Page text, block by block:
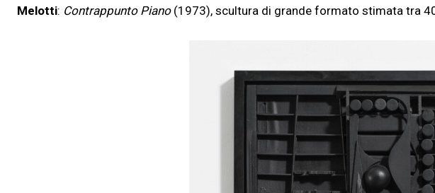
Melotti: Contrappunto Piano(1973), scultura di grande formato stimata tra